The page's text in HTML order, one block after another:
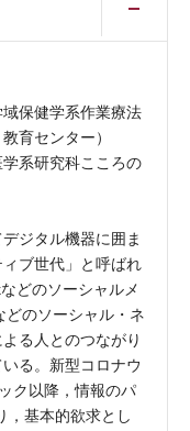
保健学系作業療法
育センター）
系研究科こころの
ジタル機器に囲ま
ブ世代」と呼ばれ
どのソーシャルメ
のソーシャル・ネ
る人とのつながり
る。新型コロナウ
ク以降，情報のパ
，基本的欲求とし